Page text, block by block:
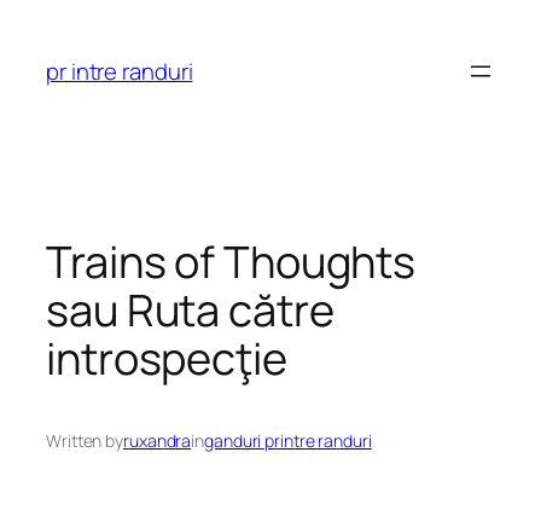
content
pr intre randuri
Trains of Thoughts
sau Ruta către
introspecţie
Written byruxandrainganduri printre randuri